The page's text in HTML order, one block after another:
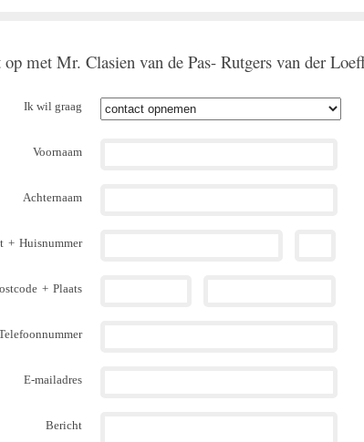
met Mr. Clasien van de Pas- Rutgers van der
Ik wil graag
Voornaam
Achternaam
+ Huisnummer
+ Plaats
E-mailadres
Bericht